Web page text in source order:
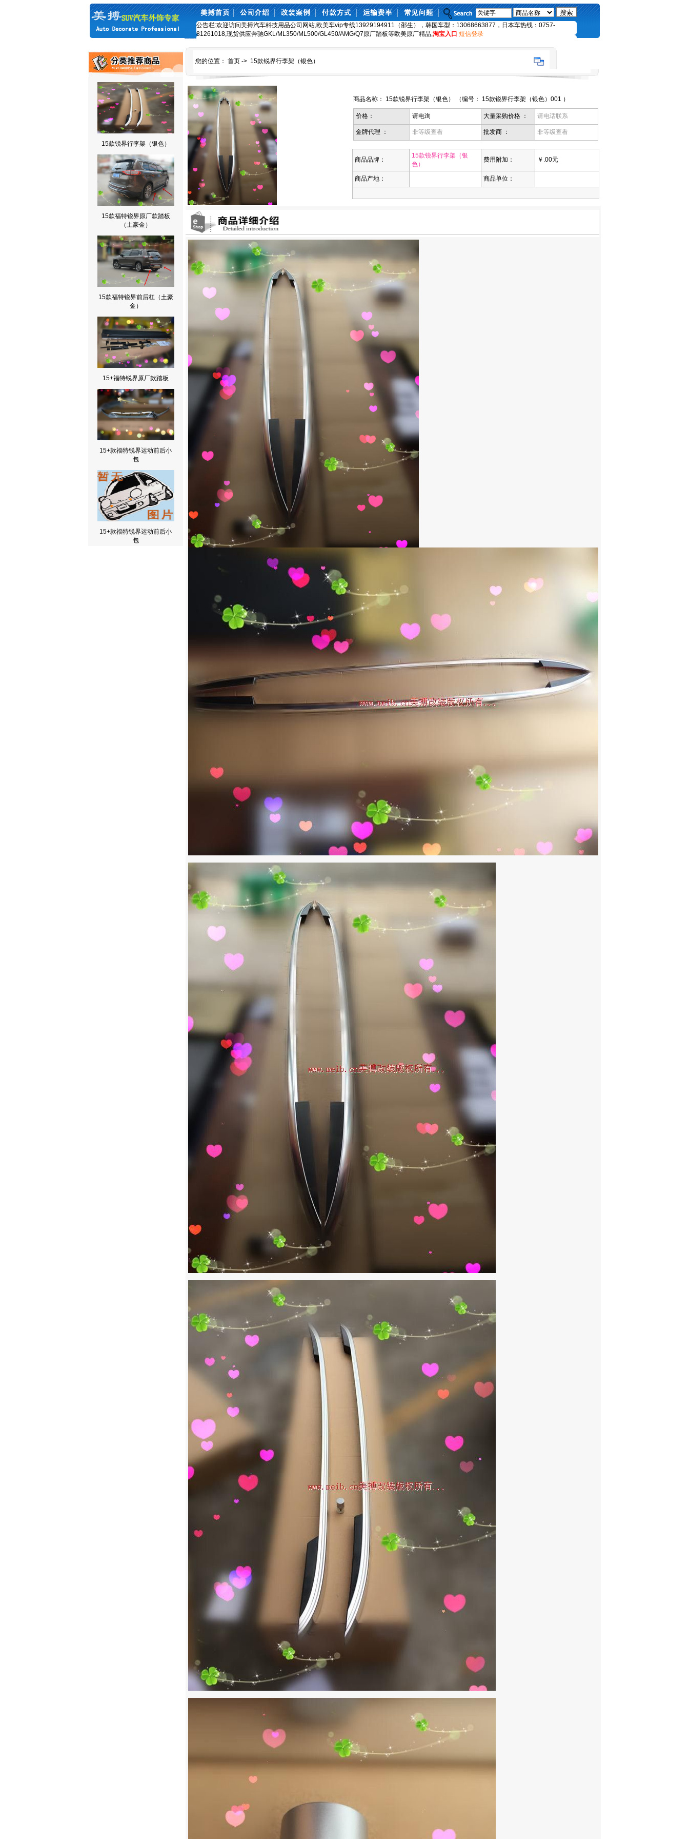
公告栏:欢迎访问美搏汽车科技用品公司网站,欧美车vip专线13929194911（邵生），韩国车型：13068663877，日本车热线：0757-
81261018,现货供应奔驰GKL/ML350/ML500/GL450/AMG/Q7原厂踏板等欧美原厂精品,淘宝入口 短信登录
15款锐界行李架（银色）
15款福特锐界原厂款踏板
（土豪金）
15款福特锐界前后杠（土豪
金）
15+福特锐界原厂款踏板
15+款福特锐界运动前后小
包
15+款福特锐界运动前后小
包
您的位置： 首页 -> 15款锐界行李架（银色）
商品名称： 15款锐界行李架（银色） （编号： 15款锐界行李架（银色）001 ）
价格： 请电询 大量采购价格 ： 请电话联系
金牌代理 ： 非等级查看 批发商 ： 非等级查看
商品品牌：
15款锐界行李架（银
色）
费用附加： ￥.00元
商品产地： 商品单位：